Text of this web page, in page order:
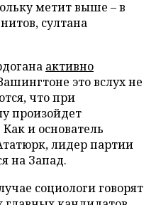
метит выше – в
султана
активно
это вслух не
что при
произойдет
и основатель
лидер партии
на Запад.
социологи говорят